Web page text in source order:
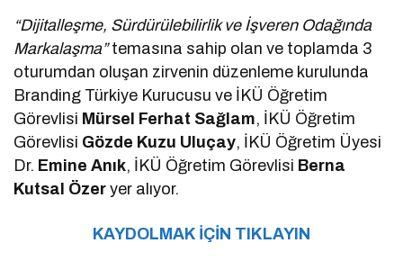
“Dijitalleşme, Sürdürülebilirlik ve İşveren Odağında
Markalaşma”temasına sahip olan ve toplamda 3
oturumdan oluşan zirvenin düzenleme kurulunda
Branding Türkiye Kurucusu ve İKÜ Öğretim
Görevlisi Mürsel Ferhat Sağlam, İKÜ Öğretim
Görevlisi Gözde Kuzu Uluçay, İKÜ Öğretim Üyesi
Dr. Emine Anık, İKÜ Öğretim Görevlisi Berna
Kutsal Özer yer alıyor.
KAYDOLMAK İÇİN TIKLAYIN